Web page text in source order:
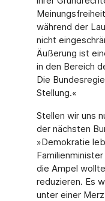
während der
nicht
Äußerung ist
in den Bereich
Die
Stellung.«
Stellen wir uns
der nächsten
»Demokratie
die Ampel
reduzieren. Es
unter einer